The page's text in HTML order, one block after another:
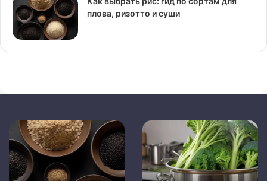
плова, ризотто и суши
Как
выбрать
рис:
гид
по
Как
пароварку
из
подручных